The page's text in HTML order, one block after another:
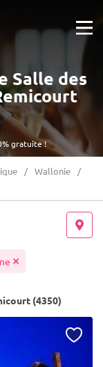
gratuite !
Salle des
Wallonie
(4350)